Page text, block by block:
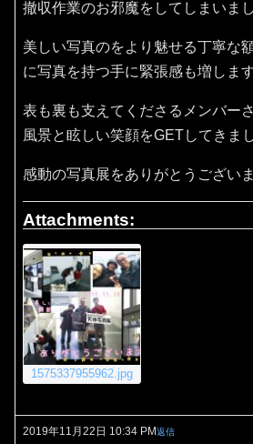
撤収作業のお邪魔をしてしまいま
美しい写真のをより魅せる丁寧な
に写真を持つ手に緊張感も増します
表も裏も支えてくださるメンバー
風景と眩しい笑顔をGETしてきま
感動の写真展をありがとうござい
Attachments:
1575337955962.jpg
2019年11月22日 10:34 PM返信